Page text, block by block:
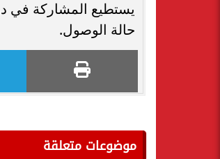
حالة الوصول.
موضوعات متعلقة